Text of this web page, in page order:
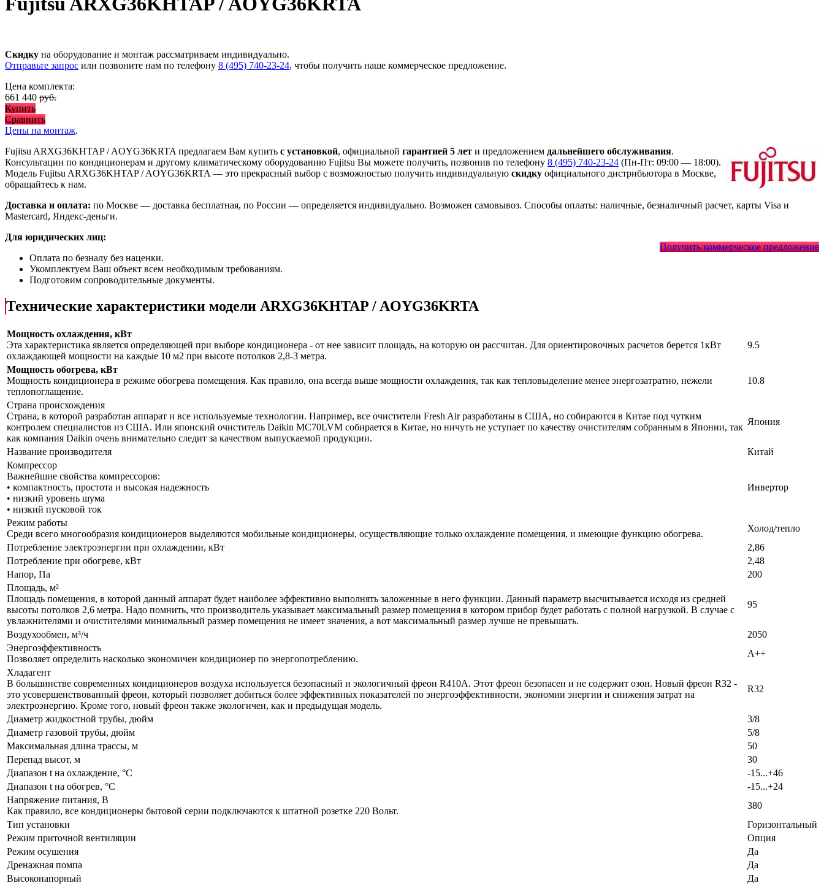
Скидку на оборудование и монтаж рассматриваем индивидуально.
Отправьте запрос или позвоните нам по телефону 8 (495) 740-23-24, чтобы получить наше коммерческое предложение.
Цена комплекта:
661 440 руб.
Купить
Сравнить
Цены на монтаж.
Fujitsu ARXG36KHTAP / AOYG36KRTA предлагаем Вам купить с установкой, официальной гарантией 5 лет и предложением дальнейшего обслуживания.
Консультации по кондиционерам и другому климатическому оборудованию Fujitsu Вы можете получить, позвонив по телефону 8 (495) 740-23-24 (Пн-Пт: 09:00 — 18:00).
Модель Fujitsu ARXG36KHTAP / AOYG36KRTA — это прекрасный выбор с возможностью получить индивидуальную скидку официального дистрибьютора в Москве,
обращайтесь к нам.
Доставка и оплата: по Москве — доставка бесплатная, по России — определяется индивидуально. Возможен самовывоз. Способы оплаты: наличные, безналичный расчет, карты Visa и
Mastercard, Яндекс-деньги.
Получить коммерческое предложение
Для юридических лиц:
Оплата по безналу без наценки.
Укомплектуем Ваш объект всем необходимым требованиям.
Подготовим сопроводительные документы.
Технические характеристики модели ARXG36KHTAP / AOYG36KRTA
Мощность охлаждения, кВт
Эта характеристика является определяющей при выборе кондиционера - от нее зависит площадь, на которую он рассчитан. Для ориентировочных расчетов берется 1кВт
охлаждающей мощности на каждые 10 м2 при высоте потолков 2,8-3 метра.
9.5
Мощность обогрева, кВт
Мощность кондиционера в режиме обогрева помещения. Как правило, она всегда выше мощности охлаждения, так как тепловыделение менее энергозатратно, нежели
теплопоглащение.
10.8
Страна происхождения
Страна, в которой разработан аппарат и все используемые технологии. Например, все очистители Fresh Air разработаны в США, но собираются в Китае под чутким
контролем специалистов из США. Или японский очиститель Daikin MC70LVM собирается в Китае, но ничуть не уступает по качеству очистителям собранным в Японии, так
как компания Daikin очень внимательно следит за качеством выпускаемой продукции.
Япония
Название производителя
Китай
Компрессор
Важнейшие свойства компрессоров:
• компактность, простота и высокая надежность
• низкий уровень шума
• низкий пусковой ток
Инвертор
Режим работы
Среди всего многообразия кондиционеров выделяются мобильные кондиционеры, осуществляющие только охлаждение помещения, и имеющие функцию обогрева.
Холод/тепло
Потребление электроэнергии при охлаждении, кВт
2,86
Потребление при обогреве, кВт
2,48
Напор, Па
200
Площадь, м²
Площадь помещения, в которой данный аппарат будет наиболее эффективно выполнять заложенные в него функции. Данный параметр высчитывается исходя из средней
высоты потолков 2,6 метра. Надо помнить, что производитель указывает максимальный размер помещения в котором прибор будет работать с полной нагрузкой. В случае с
увлажнителями и очистителями минимальный размер помещения не имеет значения, а вот максимальный размер лучше не превышать.
95
Воздухообмен, м³/ч
2050
Энергоэффективность
Позволяет определить насколько экономичен кондиционер по энергопотреблению.
A++
Хладагент
В большинстве современных кондиционеров воздуха используется безопасный и экологичный фреон R410A. Этот фреон безопасен и не содержит озон. Новый фреон R32 -
это усовершенствованный фреон, который позволяет добиться более эффективных показателей по энергоэффективности, экономии энергии и снижения затрат на
электроэнергию. Кроме того, новый фреон также экологичен, как и предыдущая модель.
R32
Диаметр жидкостной трубы, дюйм
3/8
Диаметр газовой трубы, дюйм
5/8
Максимальная длина трассы, м
50
Перепад высот, м
30
Диапазон t на охлаждение, °С
-15...+46
Диапазон t на обогрев, °С
-15...+24
Напряжение питания, В
Как правило, все кондиционеры бытовой серии подключаются к штатной розетке 220 Вольт.
380
Тип установки
Горизонтальный
Режим приточной вентиляции
Опция
Режим осушения
Да
Дренажная помпа
Да
Высоконапорный
Да